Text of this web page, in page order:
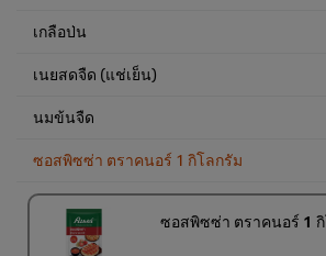
เกลือป่น
เนยสดจืด (แช่เย็น)
นมข้นจืด
ซอสพิซซ่า ตราคนอร์ 1 กิโลกรัม
ซอสพิซซ่า ตราคนอร์ 1